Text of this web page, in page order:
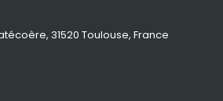
31520 Toulouse, France